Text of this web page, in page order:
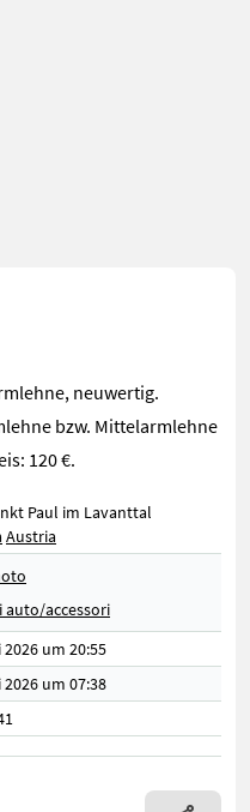
neuwertig.
bzw. Mittelarmlehne
120 €.
Paul im Lavanttal
Austria
auto/accessori
um 20:55
um 07:38